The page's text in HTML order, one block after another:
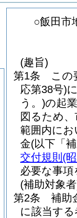
○飯田市
(趣旨)
第1条
この
応第38号)
う。)の起
図るため
範囲内に
金(以下「
交付規則 (
必要な事
(補助対象
第2条
補助
に該当す